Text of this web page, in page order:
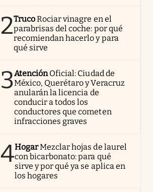
2TrucoRociar vinagre en el
parabrisas del coche: por qué
recomiendan hacerlo y para
qué sirve
3AtenciónOficial: Ciudad de
México, Querétaro y Veracruz
anularán la licencia de
conducir a todos los
conductores que cometen
infracciones graves
4HogarMezclar hojas de laurel
con bicarbonato: para qué
sirve y por qué ya se aplica en
los hogares